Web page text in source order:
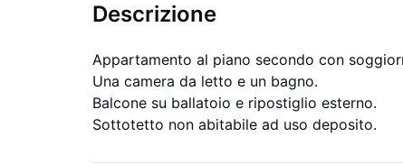
Descrizione
Appartamento al piano secondo con
Una camera da letto e un bagno.
Balcone su ballatoio e ripostiglio esterno.
Sottotetto non abitabile ad uso deposito.